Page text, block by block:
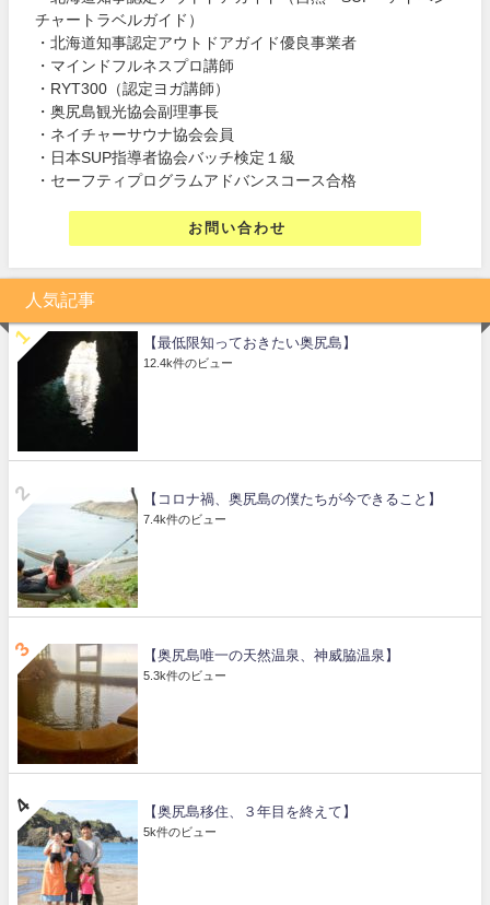
チャートラベルガイド）
・北海道知事認定アウトドアガイド優良事業者
・マインドフルネスプロ講師
・RYT300（認定ヨガ講師）
・奥尻島観光協会副理事長
・ネイチャーサウナ協会会員
・日本SUP指導者協会バッチ検定１級
・セーフティプログラムアドバンスコース合格
お問い合わせ
人気記事
【最低限知っておきたい奥尻島】
12.4k件のビュー
【コロナ禍、奥尻島の僕たちが今できること】
7.4k件のビュー
【奥尻島唯一の天然温泉、神威脇温泉】
5.3k件のビュー
【奥尻島移住、３年目を終えて】
5k件のビュー